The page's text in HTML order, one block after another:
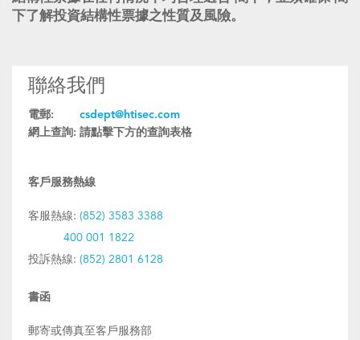
下了解投資結構性票據之性質及風險。
聯絡我們
電郵:
csdept@htisec.com
網上查詢: 請點擊下方的查詢表格
客戶服務熱線
客服熱線: (852) 3583 3388
400 001 1822
投訴熱線: (852) 2801 6128
書函
郵寄或傳真至客戶服務部